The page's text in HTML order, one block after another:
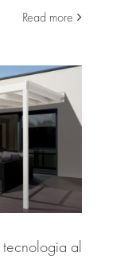
Read more
tecnologia al